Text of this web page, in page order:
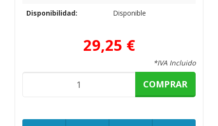
Disponibilidad:
Disponible
29,25 €
*IVA Incluido
COMPRAR